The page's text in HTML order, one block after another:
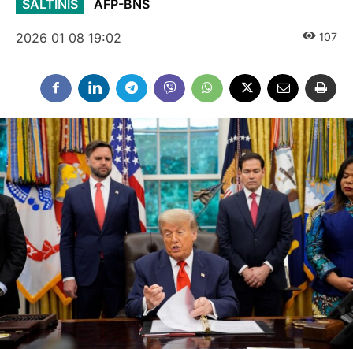
ŠALTINIS AFP-BNS
2026 01 08 19:02 107